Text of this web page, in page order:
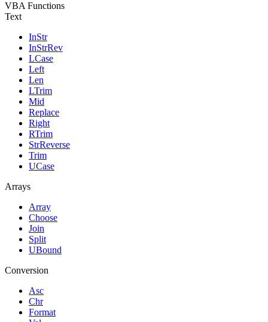
VBA Functions
Text
InStr
InStrRev
LCase
Left
Len
LTrim
Mid
Replace
Right
RTrim
StrReverse
Trim
UCase
Arrays
Array
Choose
Join
Split
UBound
Conversion
Asc
Chr
Format